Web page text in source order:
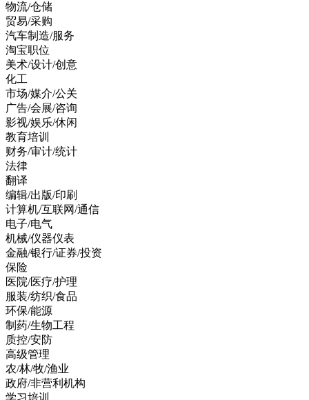
物流/仓储
贸易/采购
汽车制造/服务
淘宝职位
美术/设计/创意
化工
市场/媒介/公关
广告/会展/咨询
影视/娱乐/休闲
教育培训
财务/审计/统计
法律
翻译
编辑/出版/印刷
计算机/互联网/通信
电子/电气
机械/仪器仪表
金融/银行/证券/投资
保险
医院/医疗/护理
服装/纺织/食品
环保/能源
制药/生物工程
质控/安防
高级管理
农/林/牧/渔业
政府/非营利机构
学习培训